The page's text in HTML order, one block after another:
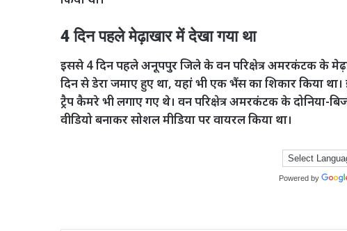
4 दिन पहले मेढ़ाखार में देखा गया था
इससे 4 दिन पहले अनूपपुर जिले के वन परिक्षेत्र अमरकंटक के
दिन से डेरा जमाए हुए था, यहां भी एक भैंस का शिकार किया था।
ट्रैप कैमरे भी लगाए गए थे। वन परिक्षेत्र अमरकंटक के दोनिया-
वीडियो बनाकर सोशल मीडिया पर वायरल किया था।
Powered by